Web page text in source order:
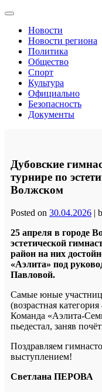
Новости
Новости региона
Политика
Общество
Спорт
Культура
Официально
Безопасность
Документы
Дубовские
турнире по
Волжском
Posted on 30.04.2026 |
25 апреля в городе
эстетической
район на них
«Аэлита» под
Павловой.
Самые юные
(возрастная
Команда «Аэлита-
пьедестал, заняв
Поздравляем
выступлением!
Светлана ПЕРОВА